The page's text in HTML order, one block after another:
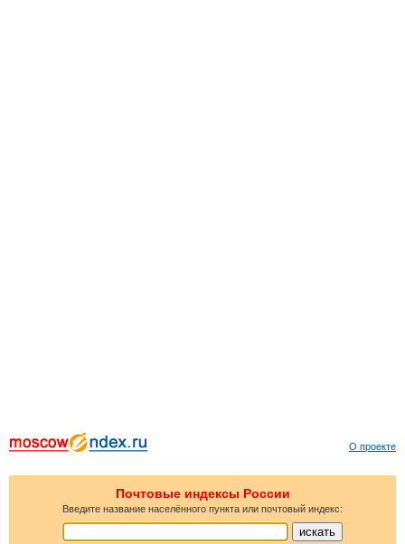
О проекте
Почтовые индексы России
Введите название населённого пункта или почтовый индекс: